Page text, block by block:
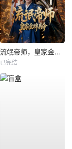
流氓帝师，皇家金牌县令
已完结